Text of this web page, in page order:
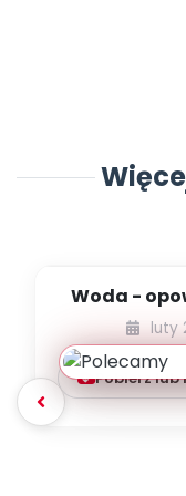
Woda -
luty
Pobierz lub